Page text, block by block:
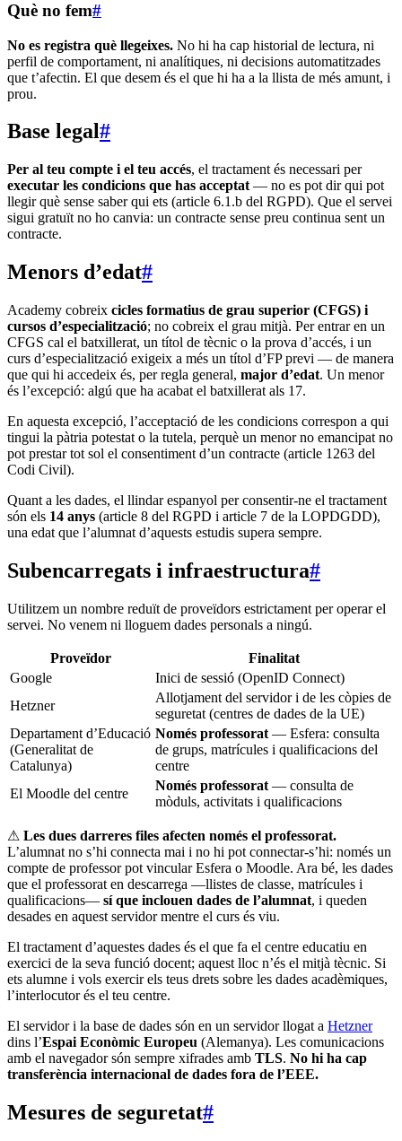
Què no fem#
No es registra què llegeixes. No hi ha cap historial de lectura, ni
perfil de comportament, ni analítiques, ni decisions automatitzades
que t’afectin. El que desem és el que hi ha a la llista de més amunt, i
prou.
Base legal#
Per al teu compte i el teu accés, el tractament és necessari per
executar les condicions que has acceptat — no es pot dir qui pot
llegir què sense saber qui ets (article 6.1.b del RGPD). Que el servei
sigui gratuït no ho canvia: un contracte sense preu continua sent un
contracte.
Menors d’edat#
Academy cobreix cicles formatius de grau superior (CFGS) i
cursos d’especialització; no cobreix el grau mitjà. Per entrar en un
CFGS cal el batxillerat, un títol de tècnic o la prova d’accés, i un
curs d’especialització exigeix a més un títol d’FP previ — de manera
que qui hi accedeix és, per regla general, major d’edat. Un menor
és l’excepció: algú que ha acabat el batxillerat als 17.
En aquesta excepció, l’acceptació de les condicions correspon a qui
tingui la pàtria potestat o la tutela, perquè un menor no emancipat no
pot prestar tot sol el consentiment d’un contracte (article 1263 del
Codi Civil).
Quant a les dades, el llindar espanyol per consentir-ne el tractament
són els 14 anys (article 8 del RGPD i article 7 de la LOPDGDD),
una edat que l’alumnat d’aquests estudis supera sempre.
Subencarregats i infraestructura#
Utilitzem un nombre reduït de proveïdors estrictament per operar el
servei. No venem ni lloguem dades personals a ningú.
Proveïdor
Finalitat
Google
Inici de sessió (OpenID Connect)
Hetzner
Allotjament del servidor i de les còpies de
seguretat (centres de dades de la UE)
Departament d’Educació
(Generalitat de
Catalunya)
Només professorat — Esfera: consulta
de grups, matrícules i qualificacions del
centre
El Moodle del centre
Només professorat — consulta de
mòduls, activitats i qualificacions
⚠ Les dues darreres files afecten només el professorat.
L’alumnat no s’hi connecta mai i no hi pot connectar-s’hi: només un
compte de professor pot vincular Esfera o Moodle. Ara bé, les dades
que el professorat en descarrega —llistes de classe, matrícules i
qualificacions— sí que inclouen dades de l’alumnat, i queden
desades en aquest servidor mentre el curs és viu.
El tractament d’aquestes dades és el que fa el centre educatiu en
exercici de la seva funció docent; aquest lloc n’és el mitjà tècnic. Si
ets alumne i vols exercir els teus drets sobre les dades acadèmiques,
l’interlocutor és el teu centre.
El servidor i la base de dades són en un servidor llogat a Hetzner
dins l’Espai Econòmic Europeu (Alemanya). Les comunicacions
amb el navegador són sempre xifrades amb TLS. No hi ha cap
transferència internacional de dades fora de l’EEE.
Mesures de seguretat#